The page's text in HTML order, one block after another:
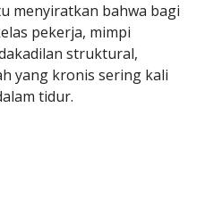
menyiratkan bahwa bagi
pekerja, mimpi
struktural,
yang kronis sering kali
tidur.